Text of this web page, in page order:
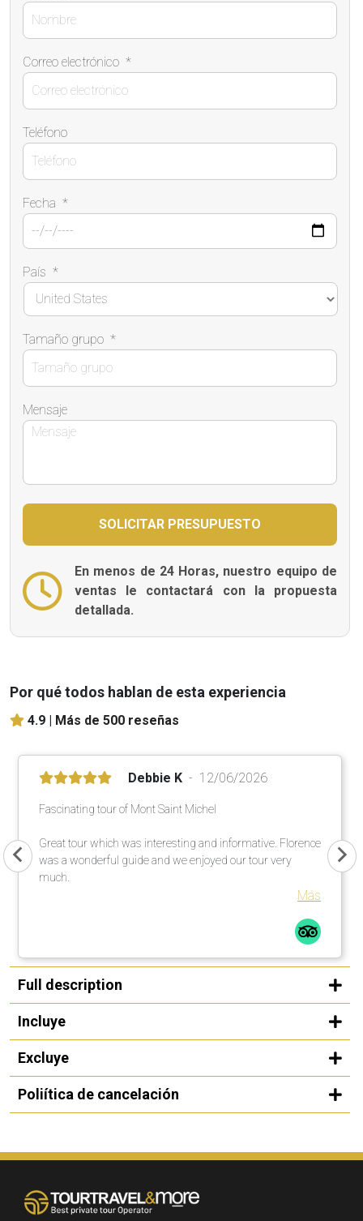
Correo electrónico *
Teléfono
Fecha *
País *
Tamaño grupo *
Mensaje
En menos de 24 Horas, nuestro equipo de
ventas le contactará con la propuesta
detallada.
Por qué todos hablan de esta experiencia
4.9 | Más de 500 reseñas
Debbie K 12/06/2026
Fascinating tour of Mont Saint Michel
Great tour which was interesting and informative. Florence
was a wonderful guide and we enjoyed our tour very
much.
Más
Full description
Incluye
Excluye
Poliítica de cancelación